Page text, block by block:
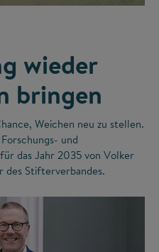
wieder
bringen
Weichen neu zu stellen.
und
das Jahr 2035 von Volker
des Stifterverbandes.